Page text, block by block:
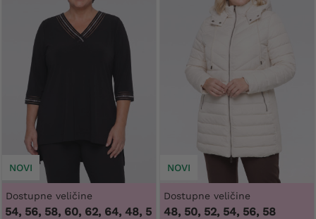
NOVI
Dostupne veličine
56, 58, 60, 62, 64, 48, 50, 52, 54, 56, 58, 60, 62, 64
NOVI
Dostupne veličine
48, 50, 52, 54, 56, 58